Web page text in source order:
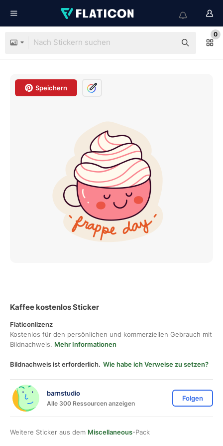
0
Speichern
Kaffee kostenlos Sticker
Flaticonlizenz
Kostenlos für den persönlichen und kommerziellen Gebrauch mit
Bildnachweis. Mehr Informationen
Bildnachweis ist erforderlich. Wie habe ich Verweise zu setzen?
barnstudio
Alle 300 Ressourcen anzeigen
Folgen
Weitere Sticker aus dem Miscellaneous-Pack